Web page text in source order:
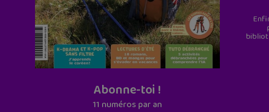
Abonne-toi !
11 numéros par an